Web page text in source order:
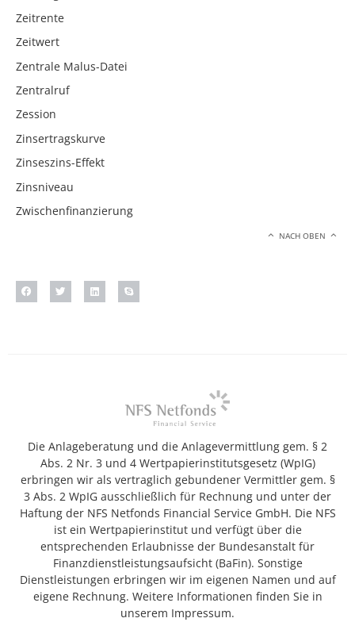
Zeitrente
Zeitwert
Zentrale Malus-Datei
Zentralruf
Zession
Zinsertragskurve
Zinseszins-Effekt
Zinsniveau
Zwischenfinanzierung
NACH OBEN
Die Anlageberatung und die Anlagevermittlung gem. § 2
Abs. 2 Nr. 3 und 4 Wertpapierinstitutsgesetz (WpIG)
erbringen wir als vertraglich gebundener Vermittler gem. §
3 Abs. 2 WpIG ausschließlich für Rechnung und unter der
Haftung der NFS Netfonds Financial Service GmbH. Die NFS
ist ein Wertpapierinstitut und verfügt über die
entsprechenden Erlaubnisse der Bundesanstalt für
Finanzdienstleistungsaufsicht (BaFin). Sonstige
Dienstleistungen erbringen wir im eigenen Namen und auf
eigene Rechnung. Weitere Informationen finden Sie in
unserem Impressum.